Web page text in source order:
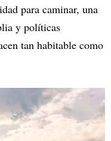
para caminar, una
y políticas
tan habitable como